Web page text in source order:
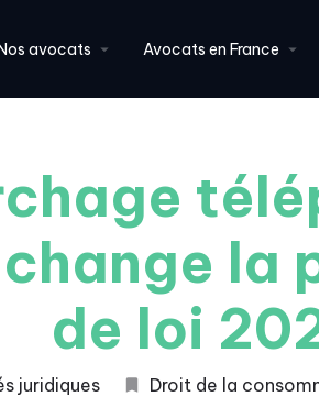
avocats Avocats en France
la
de loi
juridiques Droit de la